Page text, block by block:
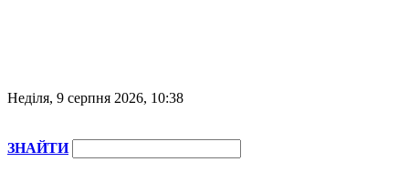
Неділя, 9 серпня 2026, 10:38
ЗНАЙТИ